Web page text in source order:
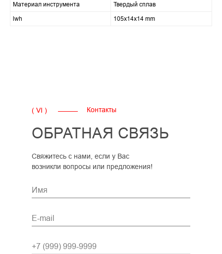
Материал инструмента
Твердый сплав
lwh
105x14x14 mm
ОБРАТНАЯ СВЯЗЬ
Свяжитесь с нами, если у Вас
возникли вопросы или предложения!
( VI ) Контакты